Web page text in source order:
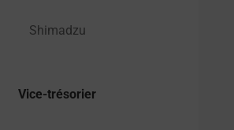
Shimadzu
Vice-trésorier